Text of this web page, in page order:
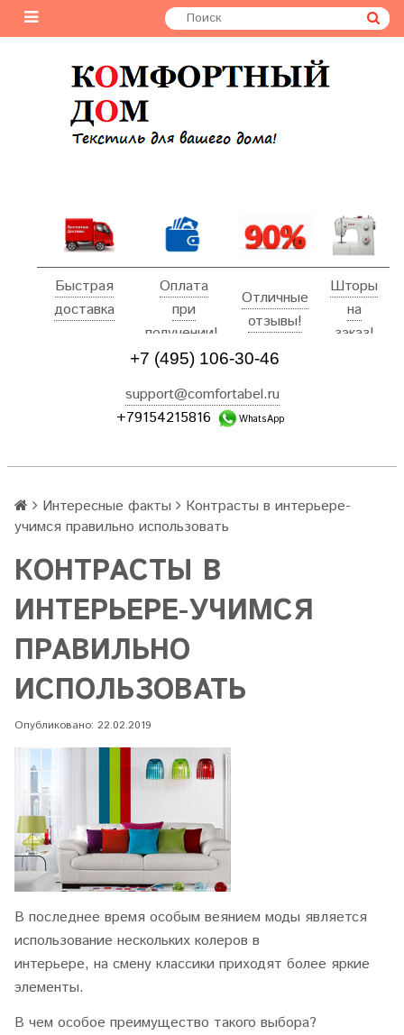
Быстрая
доставка
Оплата
при
получении!
Отличные
отзывы!
Шторы
на
заказ!
+7 (495) 106-30-46
support@comfortabel.ru
+79154215816
WhatsApp
Интересные факты
Контрасты в интерьере-
учимся правильно использовать
КОНТРАСТЫ В
ИНТЕРЬЕРЕ-УЧИМСЯ
ПРАВИЛЬНО
ИСПОЛЬЗОВАТЬ
Опубликовано: 22.02.2019
В последнее время особым веянием моды является
использование нескольких колеров в
интерьере, на смену классики приходят более яркие
элементы.
В чем особое преимущество такого выбора?